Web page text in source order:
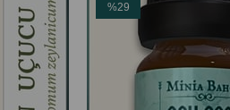
%29
%29İndirim